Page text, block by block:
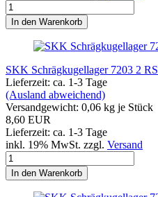
In den Warenkorb
SKK Schrägkugellager 7203 2 RS
Lieferzeit: ca. 1-3 Tage
(Ausland abweichend)
Versandgewicht: 0,06 kg je Stück
8,60 EUR
Lieferzeit: ca. 1-3 Tage
inkl. 19% MwSt. zzgl. Versand
In den Warenkorb